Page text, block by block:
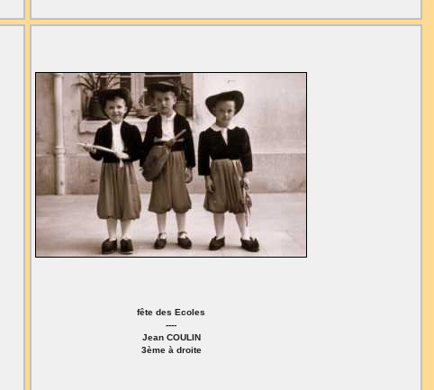
fête des Ecoles
----
Jean COULIN
3ème à droite